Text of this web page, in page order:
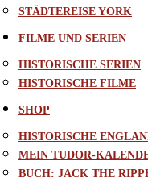
STÄDTEREISE YORK
FILME UND SERIEN
HISTORISCHE SERIEN
HISTORISCHE FILME
SHOP
HISTORISCHE
MEIN TUDOR-
BUCH: JACK THE